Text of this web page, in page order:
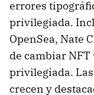
errores
privilegiada.
OpenSea, Nate
de cambiar
privilegiada.
crecen y